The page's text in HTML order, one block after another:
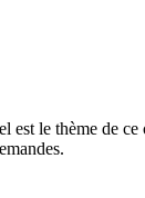
est le thème